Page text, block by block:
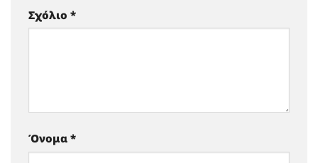
Σχόλιο *
Όνομα *